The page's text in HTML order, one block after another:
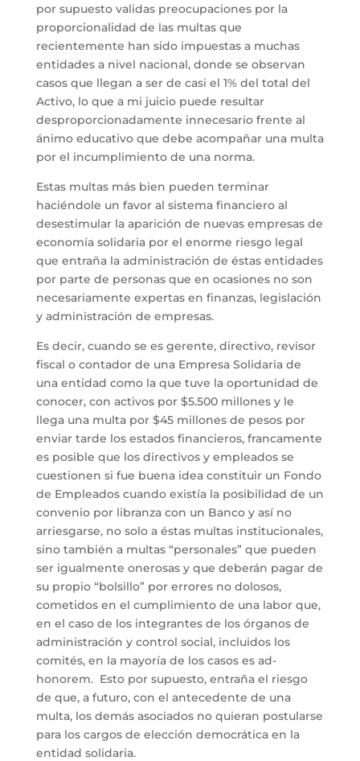
por supuesto validas preocupaciones por la
proporcionalidad de las multas que
recientemente han sido impuestas a muchas
entidades a nivel nacional, donde se observan
casos que llegan a ser de casi el 1% del total del
Activo, lo que a mi juicio puede resultar
desproporcionadamente innecesario frente al
ánimo educativo que debe acompañar una multa
por el incumplimiento de una norma.
Estas multas más bien pueden terminar
haciéndole un favor al sistema financiero al
desestimular la aparición de nuevas empresas de
economía solidaria por el enorme riesgo legal
que entraña la administración de éstas entidades
por parte de personas que en ocasiones no son
necesariamente expertas en finanzas, legislación
y administración de empresas.
Es decir, cuando se es gerente, directivo, revisor
fiscal o contador de una Empresa Solidaria de
una entidad como la que tuve la oportunidad de
conocer, con activos por $5.500 millones y le
llega una multa por $45 millones de pesos por
enviar tarde los estados financieros, francamente
es posible que los directivos y empleados se
cuestionen si fue buena idea constituir un Fondo
de Empleados cuando existía la posibilidad de un
convenio por libranza con un Banco y así no
arriesgarse, no solo a éstas multas institucionales,
sino también a multas “personales” que pueden
ser igualmente onerosas y que deberán pagar de
su propio “bolsillo” por errores no dolosos,
cometidos en el cumplimiento de una labor que,
en el caso de los integrantes de los órganos de
administración y control social, incluidos los
comités, en la mayoría de los casos es ad-
honorem. Esto por supuesto, entraña el riesgo
de que, a futuro, con el antecedente de una
multa, los demás asociados no quieran postularse
para los cargos de elección democrática en la
entidad solidaria.